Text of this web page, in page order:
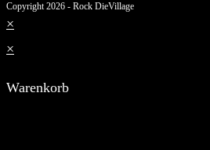
Copyright 2026 - Rock DieVillage
×
×
Warenkorb